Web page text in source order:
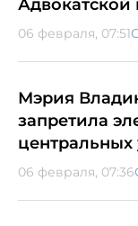
Адвокатской
06 февраля, 07:51
Мэрия
запретила
центральных
06 февраля, 07:36